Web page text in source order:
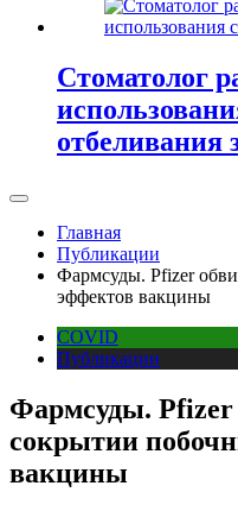
Стоматолог
отбеливания
Главная
Публикации
Фармсуды. Pfizer
эффектов вакцины
COVID
Публикации
Фармсуды.
сокрытии
вакцины